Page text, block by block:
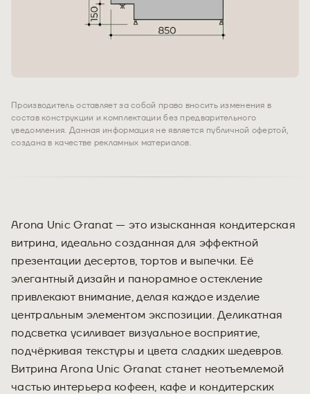
Производитель оставляет за собой право вносить изменения в
состав конструкции и комплектации без предварительного
уведомления. Данная информация не является публичной офертой,
создана в качестве рекламных материалов.
Arona Unic Granat — это изысканная кондитерская
витрина, идеально созданная для эффектной
презентации десертов, тортов и выпечки. Её
элегантный дизайн и панорамное остекление
привлекают внимание, делая каждое изделие
центральным элементом экспозиции. Деликатная
подсветка усиливает визуальное восприятие,
подчёркивая текстуры и цвета сладких шедевров.
Витрина Arona Unic Granat станет неотъемлемой
частью интерьера кофеен, кафе и кондитерских